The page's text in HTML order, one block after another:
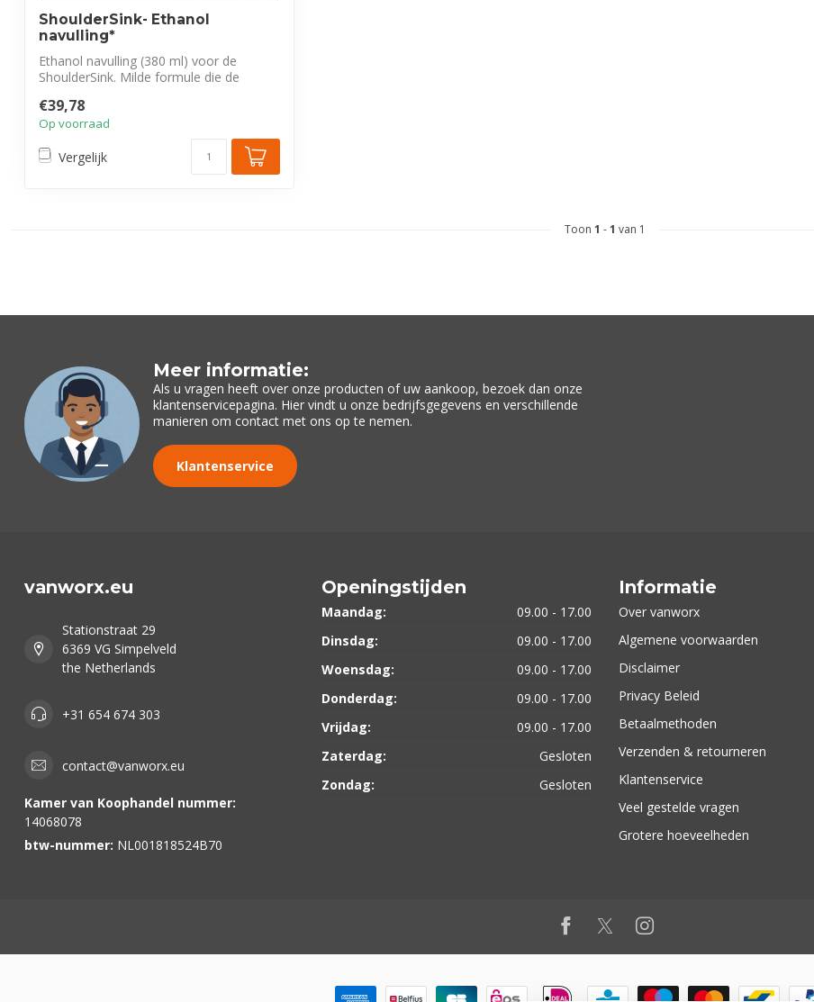
ShoulderSink- Ethanol
navulling*
Ethanol navulling (380 ml) voor de
ShoulderSink. Milde formule die de
€39,78
Op voorraad
Vergelijk
Toon 1 -1 van 1
Meer informatie:
Als u vragen heeft over onze producten of uw aankoop, bezoek dan onze
klantenservicepagina. Hier vindt u onze bedrijfsgegevens en verschillende
manieren om contact met ons op te nemen.
Klantenservice
vanworx.eu
Stationstraat 29
6369 VG Simpelveld
the Netherlands
+31 654 674 303
contact@vanworx.eu
Kamer van Koophandel nummer:
14068078
btw-nummer: NL001818524B70
Openingstijden
Maandag:
09.00 - 17.00
Dinsdag:
09.00 - 17.00
Woensdag:
09.00 - 17.00
Donderdag:
09.00 - 17.00
Vrijdag:
09.00 - 17.00
Zaterdag:
Gesloten
Zondag:
Gesloten
Informatie
Over vanworx
Algemene voorwaarden
Disclaimer
Privacy Beleid
Betaalmethoden
Verzenden & retourneren
Klantenservice
Veel gestelde vragen
Grotere hoeveelheden